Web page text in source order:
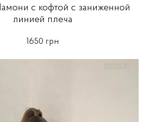
с кофтой с заниженной
линией плеча
1650 грн